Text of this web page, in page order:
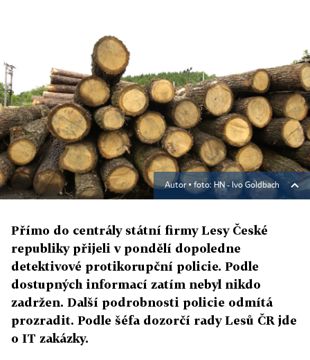
Autor ▪ foto: HN - Ivo Goldbach
Přímo do centrály státní firmy Lesy České
republiky přijeli v pondělí dopoledne
detektivové protikorupční policie. Podle
dostupných informací zatím nebyl nikdo
zadržen. Další podrobnosti policie odmítá
prozradit. Podle šéfa dozorčí rady Lesů ČR jde
o IT zakázky.